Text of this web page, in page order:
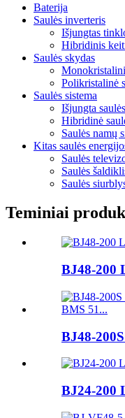
Baterija
Saulės inverteris
Išjungtas
Hibridinis
Saulės skydas
Polikristalinė
Saulės sistema
Išjungta
Hibridinė
Saulės namų
Kitas saulės
Saulės
Saulės
Saulės
Teminiai
BJ48-200
BJ48-
BJ24-200